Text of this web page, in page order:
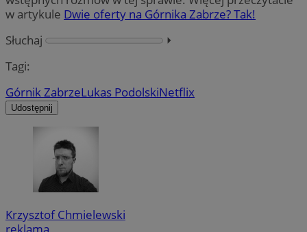
w artykule Dwie oferty na Górnika Zabrze? Tak!
Słuchaj
⏵︎
Tagi:
Górnik ZabrzeLukas PodolskiNetflix
Udostępnij
Krzysztof Chmielewski
reklama